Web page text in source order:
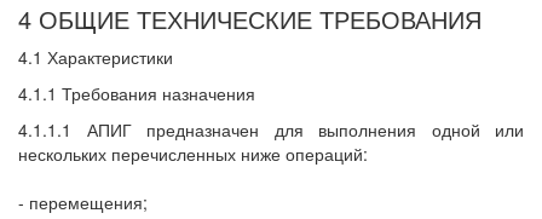
4 ОБЩИЕ ТЕХНИЧЕСКИЕ ТРЕБОВАНИЯ
4.1 Характеристики
4.1.1 Требования назначения
4.1.1.1 АПИГ предназначен для выполнения одной или
нескольких перечисленных ниже операций:
- перемещения;